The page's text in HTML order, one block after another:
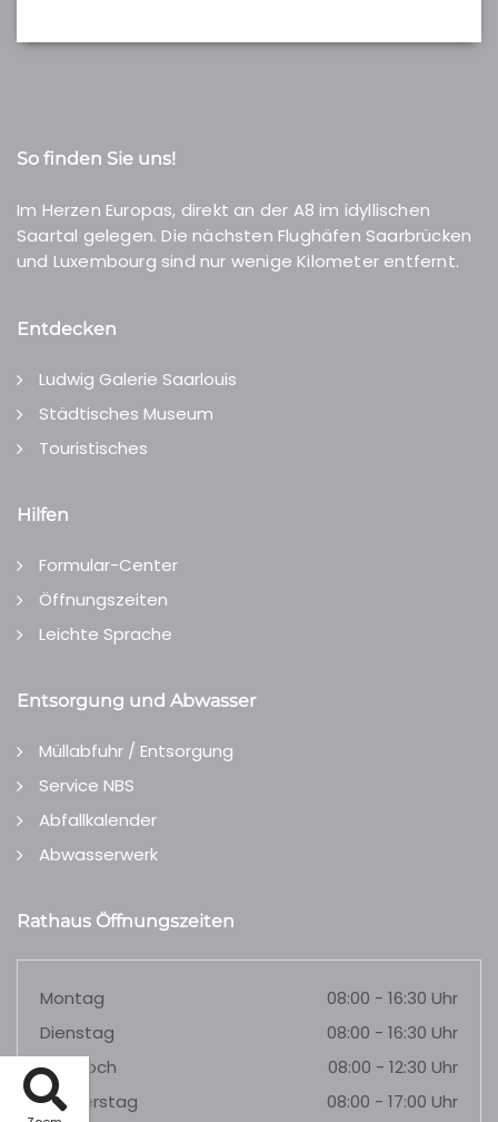
So finden Sie uns!
Im Herzen Europas, direkt an der A8 im idyllischen
Saartal gelegen. Die nächsten Flughäfen Saarbrücken
und Luxembourg sind nur wenige Kilometer entfernt.
Entdecken
Ludwig Galerie Saarlouis
Städtisches Museum
Touristisches
Hilfen
Formular-Center
Öffnungszeiten
Leichte Sprache
Entsorgung und Abwasser
Müllabfuhr / Entsorgung
Service NBS
Abfallkalender
Abwasserwerk
Rathaus Öffnungszeiten
Montag
08:00 - 16:30 Uhr
Dienstag
08:00 - 16:30 Uhr
Mittwoch
08:00 - 12:30 Uhr
Donnerstag
08:00 - 17:00 Uhr